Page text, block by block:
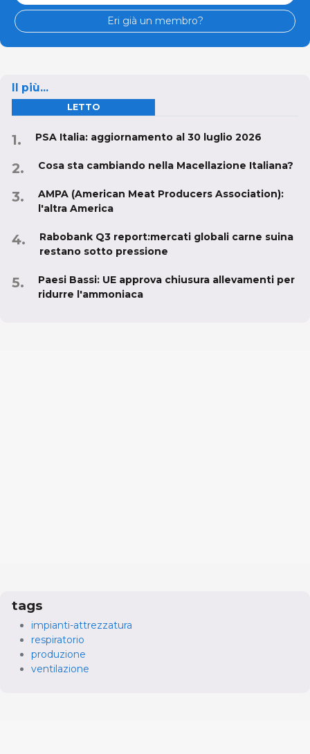
Eri già un membro?
Il più...
LETTO
PSA Italia: aggiornamento al 30 luglio 2026
Cosa sta cambiando nella Macellazione Italiana?
AMPA (American Meat Producers Association):
l'altra America
Rabobank Q3 report:mercati globali carne suina
restano sotto pressione
Paesi Bassi: UE approva chiusura allevamenti per
ridurre l'ammoniaca
tags
impianti-attrezzatura
respiratorio
produzione
ventilazione